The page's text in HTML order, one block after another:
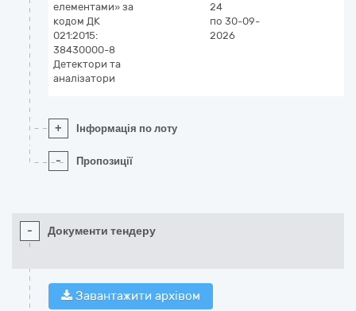
елементами» за
кодом ДК
021:2015:
38430000-8
Детектори та
аналізатори
24
по 30-09-
2026
+ Інформація по лоту
- Пропозиції
- Документи тендеру
Завантажити архівом